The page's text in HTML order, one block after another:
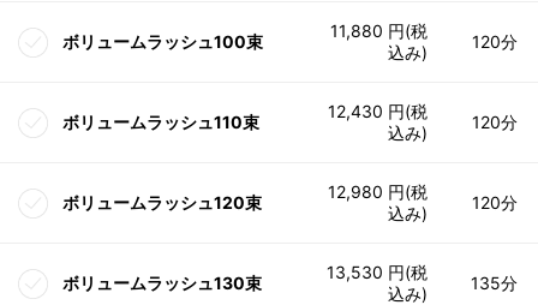
ボリュームラッシュ100束
11,880 円(税
込み)
120分
ボリュームラッシュ110束
12,430 円(税
込み)
120分
ボリュームラッシュ120束
12,980 円(税
込み)
120分
ボリュームラッシュ130束
13,530 円(税
込み)
135分